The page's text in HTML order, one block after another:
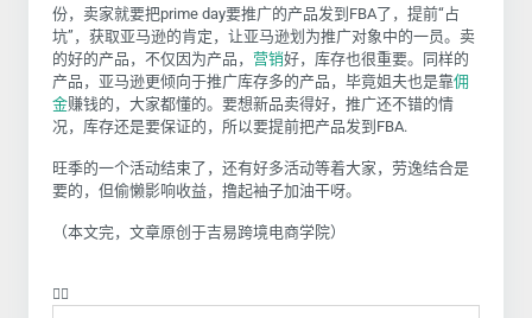
份，卖家就要把prime day要推广的产品发到 FBA了，提前“占
坑”，获取亚马逊的肯定，让亚马逊划为推广对象中的一员。卖
的好的产品，不仅因为产品， 营销好，库存也很重要。同样的
产品，亚马逊更倾向于推广库存多的产品，毕竟姐夫也是靠佣
金赚钱的，大家都懂的。要想新品卖得好，推广还不错的情
况，库存还是要保证的，所以要提前把产品发到 FBA.
旺季的一个活动结束了，还有好多活动等着大家，劳逸结合是
要的，但偷懒影响收益，撸起袖子加油干呀。
（本文完，文章原创于吉易跨境电商学院）
❤️‍🔥